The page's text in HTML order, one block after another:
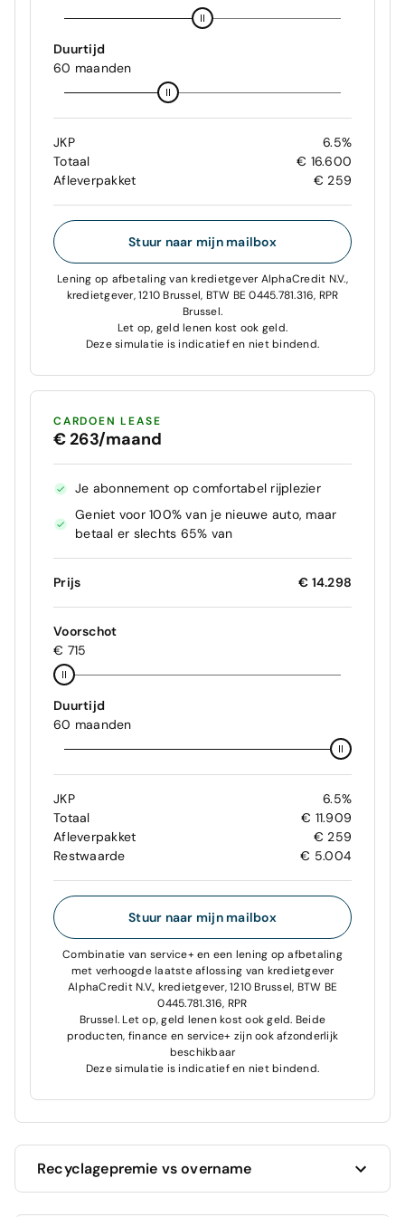
Duurtijd
60 maanden
JKP
6.5%
Totaal
€ 16.600
Afleverpakket
€ 259
Stuur naar mijn mailbox
Lening op afbetaling van kredietgever AlphaCredit N.V.,
kredietgever, 1210 Brussel, BTW BE 0445.781.316, RPR
Brussel.
Let op, geld lenen kost ook geld.
Deze simulatie is indicatief en niet bindend.
CARDOEN LEASE
€ 263/maand
Je abonnement op comfortabel rijplezier
Geniet voor 100% van je nieuwe auto, maar
betaal er slechts 65% van
Prijs € 14.298
Voorschot
€ 715
Duurtijd
60 maanden
JKP
6.5%
Totaal
€ 11.909
Afleverpakket
€ 259
Restwaarde
€ 5.004
Stuur naar mijn mailbox
Combinatie van service+ en een lening op afbetaling
met verhoogde laatste aflossing van kredietgever
AlphaCredit N.V., kredietgever, 1210 Brussel, BTW BE
0445.781.316, RPR
Brussel. Let op, geld lenen kost ook geld. Beide
producten, finance en service+ zijn ook afzonderlijk
beschikbaar
Deze simulatie is indicatief en niet bindend.
Recyclagepremie vs overname